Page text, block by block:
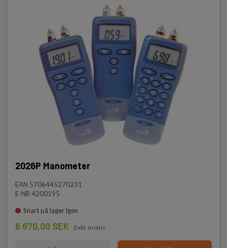
2026P Manometer
EAN 5706445270231
E-NR 4200195
Snart på lager igen
6 670,00 SEK Exkl. moms